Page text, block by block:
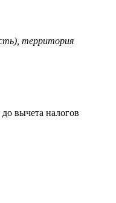
территория
до вычета налогов